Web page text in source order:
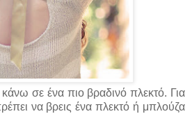
σε ένα πιο βραδινό πλεκτό. Για
να βρεις ένα πλεκτό ή μπλούζα